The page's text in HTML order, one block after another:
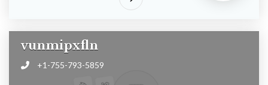
vunmipxfln
+1-755-793-5859